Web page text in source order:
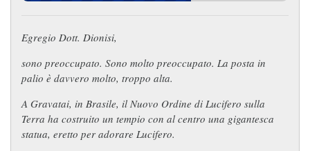
Egregio Dott. Dionisi,
sono preoccupato. Sono molto preoccupato. La posta in
palio è davvero molto, troppo alta.
A Gravatai, in Brasile, il Nuovo Ordine di Lucifero sulla
Terra ha costruito un tempio con al centro una gigantesca
statua, eretto per adorare Lucifero.